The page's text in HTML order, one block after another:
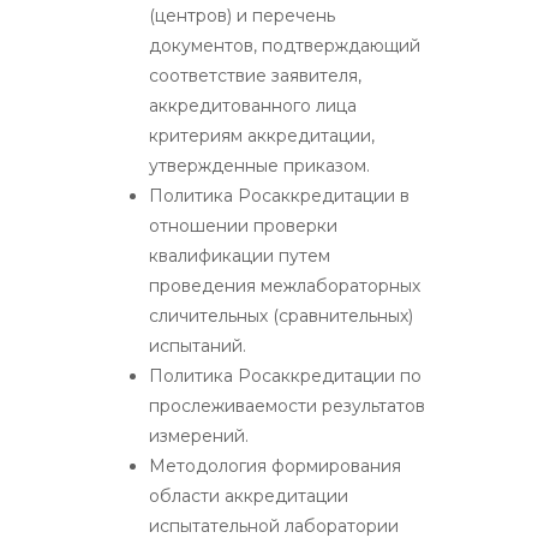
(центров) и перечень
документов, подтверждающий
соответствие заявителя,
аккредитованного лица
критериям аккредитации,
утвержденные приказом.
Политика Росаккредитации в
отношении проверки
квалификации путем
проведения межлабораторных
сличительных (сравнительных)
испытаний.
Политика Росаккредитации по
прослеживаемости результатов
измерений.
Методология формирования
области аккредитации
испытательной лаборатории